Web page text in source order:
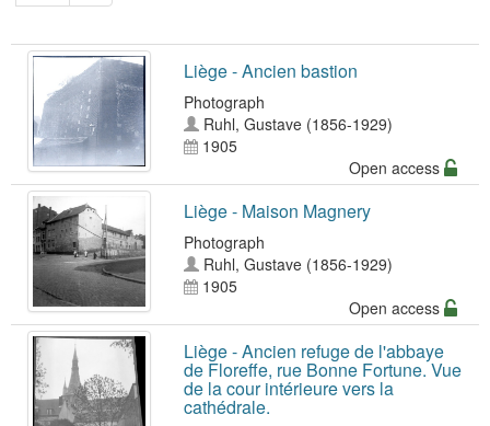
Liège - Ancien bastion
Photograph
Ruhl, Gustave (1856-1929)
1905
Open access
Liège - Maison Magnery
Photograph
Ruhl, Gustave (1856-1929)
1905
Open access
Liège - Ancien refuge de l'abbaye
de Floreffe, rue Bonne Fortune. Vue
de la cour intérieure vers la
cathédrale.